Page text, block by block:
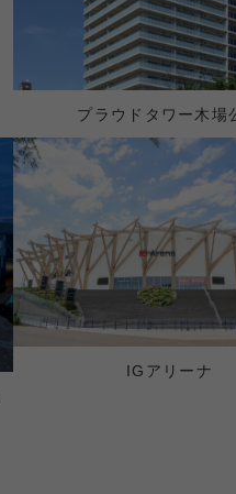
プラウドタワー木場
IGアリーナ